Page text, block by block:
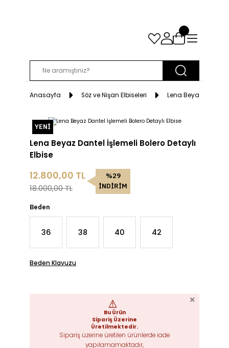
Anasayfa Söz ve Nişan Elbiseleri Lena Beyaz Dantel
YENİ
Lena Beyaz Dantel İşlemeli Bolero Detaylı
Elbise
12.800,00 TL
18.000,00 TL
%29
İNDİRİM
Beden
36 38 40 42
Beden Klavuzu